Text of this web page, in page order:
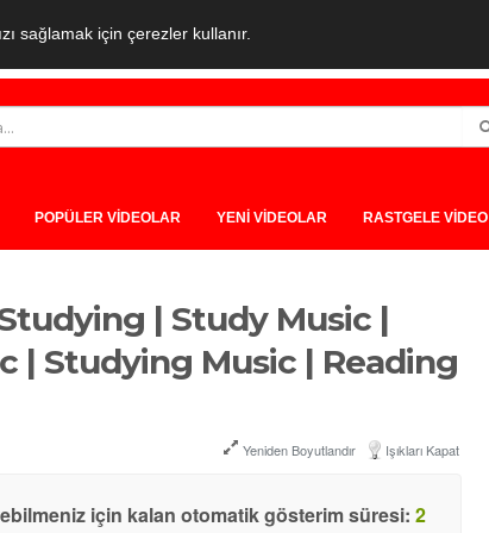
sağlamak için çerezler kullanır.
POPÜLER VİDEOLAR YENİ VİDEOLAR RASTGELE VİDEO
| Study Music |
| Studying Music | Reading
Yeniden Boyutlandır Işıkları Kapat
için kalan otomatik gösterim süresi:1